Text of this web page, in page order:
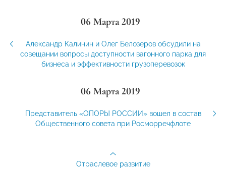
06 Марта 2019
Александр Калинин и Олег Белозеров обсудили на
совещании вопросы доступности вагонного парка для
бизнеса и эффективности грузоперевозок
06 Марта 2019
Представитель «ОПОРЫ РОССИИ» вошел в состав
Общественного совета при Росморречфлоте
Отраслевое развитие